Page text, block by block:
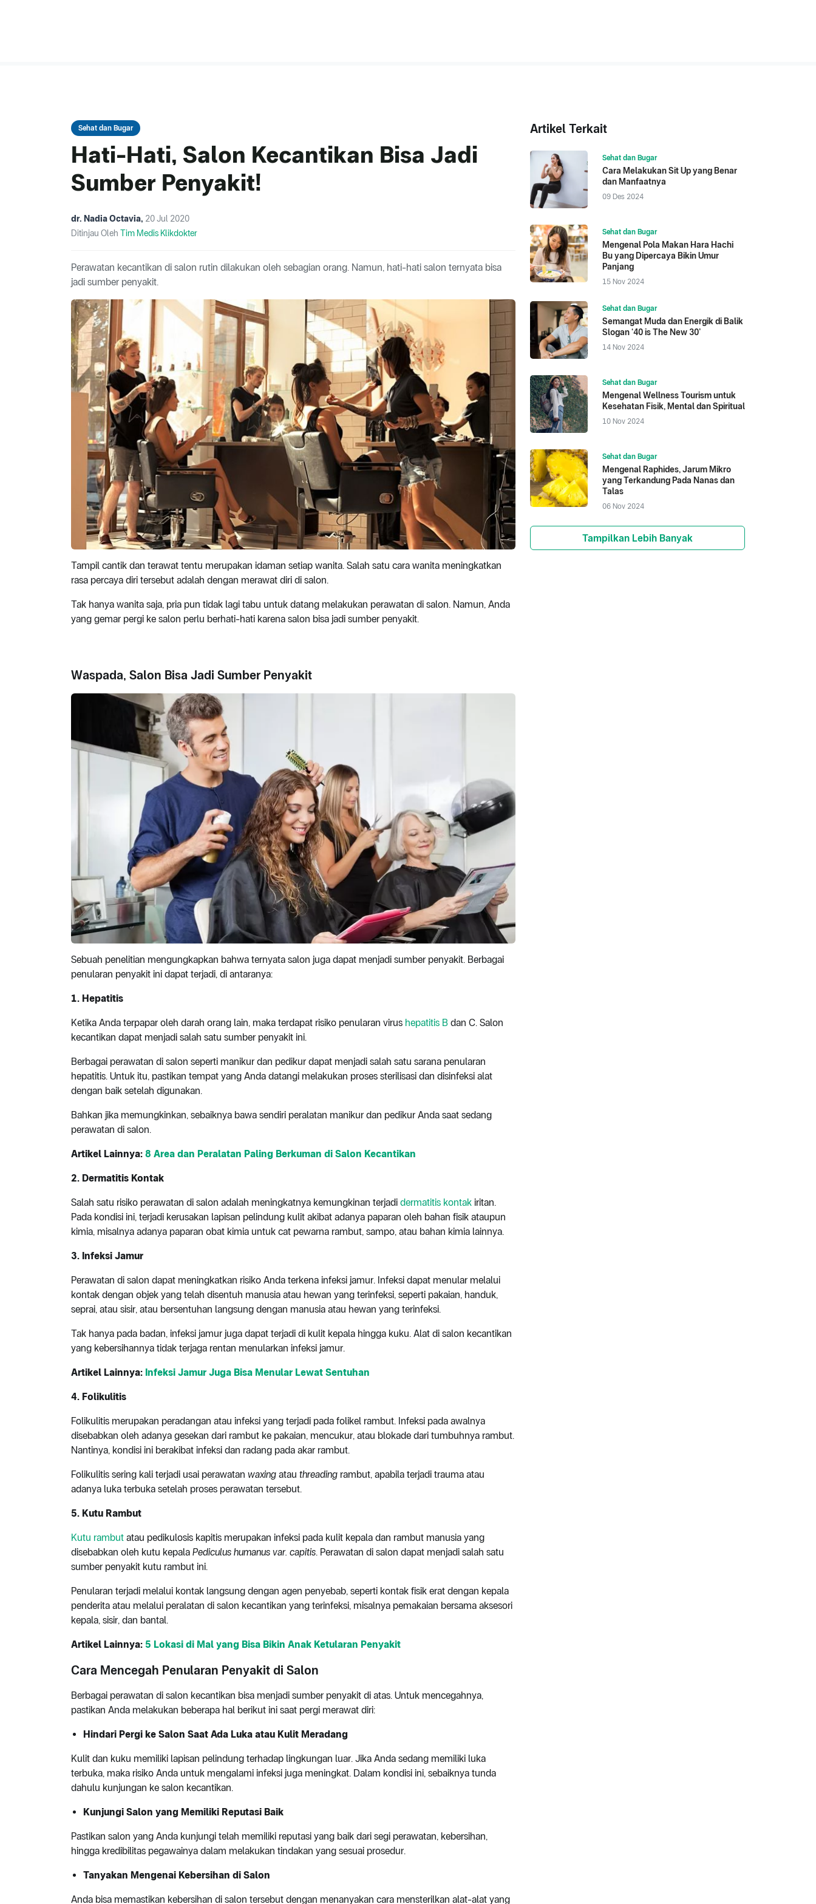
Sehat dan Bugar
Hati-Hati, Salon Kecantikan Bisa Jadi
Sumber Penyakit!
dr. Nadia Octavia, 20 Jul 2020
Ditinjau Oleh Tim Medis Klikdokter
Perawatan kecantikan di salon rutin dilakukan oleh sebagian orang. Namun, hati-hati salon ternyata bisa
jadi sumber penyakit.
Tampil cantik dan terawat tentu merupakan idaman setiap wanita. Salah satu cara wanita meningkatkan
rasa percaya diri tersebut adalah dengan merawat diri di salon.
Tak hanya wanita saja, pria pun tidak lagi tabu untuk datang melakukan perawatan di salon. Namun, Anda
yang gemar pergi ke salon perlu berhati-hati karena salon bisa jadi sumber penyakit.
Waspada, Salon Bisa Jadi Sumber Penyakit
Sebuah penelitian mengungkapkan bahwa ternyata salon juga dapat menjadi sumber penyakit. Berbagai
penularan penyakit ini dapat terjadi, di antaranya:
1. Hepatitis
Ketika Anda terpapar oleh darah orang lain, maka terdapat risiko penularan virus hepatitis B dan C. Salon
kecantikan dapat menjadi salah satu sumber penyakit ini.
Berbagai perawatan di salon seperti manikur dan pedikur dapat menjadi salah satu sarana penularan
hepatitis. Untuk itu, pastikan tempat yang Anda datangi melakukan proses sterilisasi dan disinfeksi alat
dengan baik setelah digunakan.
Bahkan jika memungkinkan, sebaiknya bawa sendiri peralatan manikur dan pedikur Anda saat sedang
perawatan di salon.
Artikel Lainnya: 8 Area dan Peralatan Paling Berkuman di Salon Kecantikan
2. Dermatitis Kontak
Salah satu risiko perawatan di salon adalah meningkatnya kemungkinan terjadi dermatitis kontak iritan.
Pada kondisi ini, terjadi kerusakan lapisan pelindung kulit akibat adanya paparan oleh bahan fisik ataupun
kimia, misalnya adanya paparan obat kimia untuk cat pewarna rambut, sampo, atau bahan kimia lainnya.
3. Infeksi Jamur
Perawatan di salon dapat meningkatkan risiko Anda terkena infeksi jamur. Infeksi dapat menular melalui
kontak dengan objek yang telah disentuh manusia atau hewan yang terinfeksi, seperti pakaian, handuk,
seprai, atau sisir, atau bersentuhan langsung dengan manusia atau hewan yang terinfeksi.
Tak hanya pada badan, infeksi jamur juga dapat terjadi di kulit kepala hingga kuku. Alat di salon kecantikan
yang kebersihannya tidak terjaga rentan menularkan infeksi jamur.
Artikel Lainnya: Infeksi Jamur Juga Bisa Menular Lewat Sentuhan
4. Folikulitis
Folikulitis merupakan peradangan atau infeksi yang terjadi pada folikel rambut. Infeksi pada awalnya
disebabkan oleh adanya gesekan dari rambut ke pakaian, mencukur, atau blokade dari tumbuhnya rambut.
Nantinya, kondisi ini berakibat infeksi dan radang pada akar rambut.
Folikulitis sering kali terjadi usai perawatan waxing atau threading rambut, apabila terjadi trauma atau
adanya luka terbuka setelah proses perawatan tersebut.
5. Kutu Rambut
Kutu rambut atau pedikulosis kapitis merupakan infeksi pada kulit kepala dan rambut manusia yang
disebabkan oleh kutu kepala Pediculus humanus var. capitis. Perawatan di salon dapat menjadi salah satu
sumber penyakit kutu rambut ini.
Penularan terjadi melalui kontak langsung dengan agen penyebab, seperti kontak fisik erat dengan kepala
penderita atau melalui peralatan di salon kecantikan yang terinfeksi, misalnya pemakaian bersama aksesori
kepala, sisir, dan bantal.
Artikel Lainnya: 5 Lokasi di Mal yang Bisa Bikin Anak Ketularan Penyakit
Cara Mencegah Penularan Penyakit di Salon
Berbagai perawatan di salon kecantikan bisa menjadi sumber penyakit di atas. Untuk mencegahnya,
pastikan Anda melakukan beberapa hal berikut ini saat pergi merawat diri:
Hindari Pergi ke Salon Saat Ada Luka atau Kulit Meradang
Kulit dan kuku memiliki lapisan pelindung terhadap lingkungan luar. Jika Anda sedang memiliki luka
terbuka, maka risiko Anda untuk mengalami infeksi juga meningkat. Dalam kondisi ini, sebaiknya tunda
dahulu kunjungan ke salon kecantikan.
Kunjungi Salon yang Memiliki Reputasi Baik
Pastikan salon yang Anda kunjungi telah memiliki reputasi yang baik dari segi perawatan, kebersihan,
hingga kredibilitas pegawainya dalam melakukan tindakan yang sesuai prosedur.
Tanyakan Mengenai Kebersihan di Salon
Anda bisa memastikan kebersihan di salon tersebut dengan menanyakan cara mensterilkan alat-alat yang
Artikel Terkait
Sehat dan Bugar
Cara Melakukan Sit Up yang Benar
dan Manfaatnya
09 Des 2024
Sehat dan Bugar
Mengenal Pola Makan Hara Hachi
Bu yang Dipercaya Bikin Umur
Panjang
15 Nov 2024
Sehat dan Bugar
Semangat Muda dan Energik di Balik
Slogan ‘40 is The New 30’
14 Nov 2024
Sehat dan Bugar
Mengenal Wellness Tourism untuk
Kesehatan Fisik, Mental dan Spiritual
10 Nov 2024
Sehat dan Bugar
Mengenal Raphides, Jarum Mikro
yang Terkandung Pada Nanas dan
Talas
06 Nov 2024
Tampilkan Lebih Banyak